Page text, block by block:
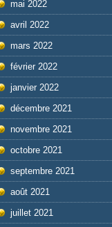
mai 2022
avril 2022
mars 2022
février 2022
janvier 2022
décembre 2021
novembre 2021
octobre 2021
septembre 2021
août 2021
juillet 2021